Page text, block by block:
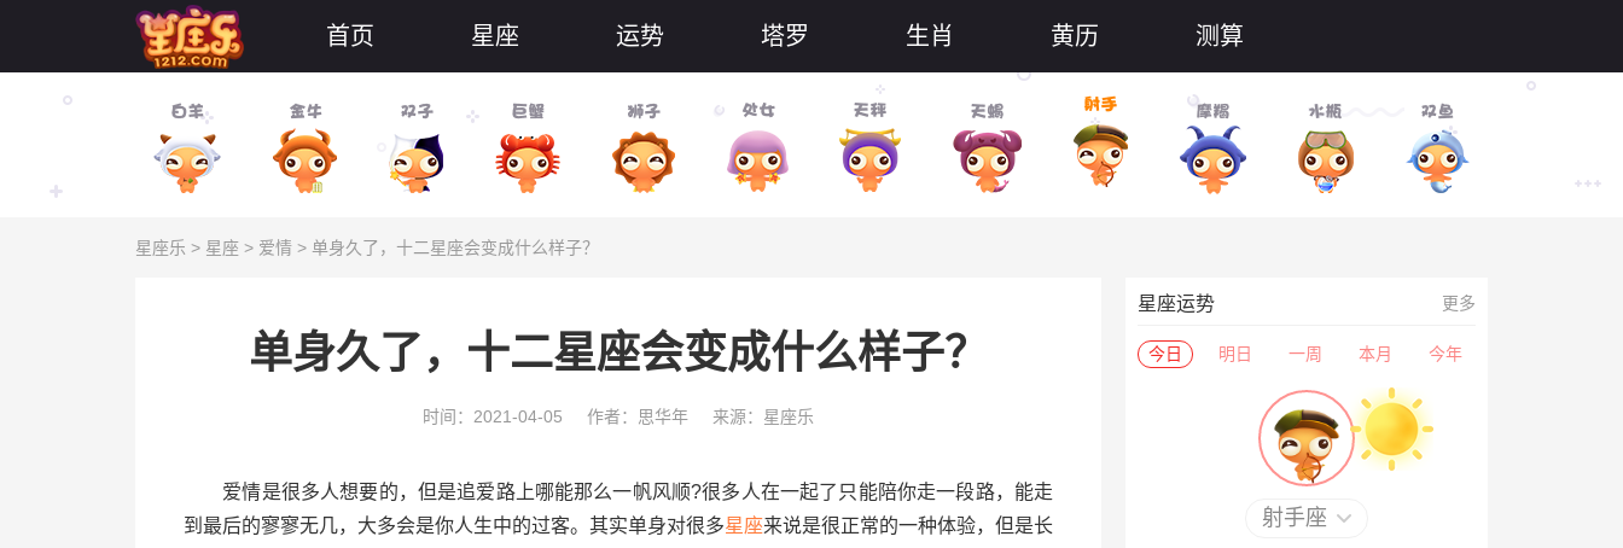
首页 星座 运势 塔罗 生肖 黄历 测算
星座乐 > 星座 > 爱情 > 单身久了，十二星座会变成什么样子？
单身久了，十二星座会变成什么样子？
时间：2021-04-05 作者：思华年 来源：星座乐
爱情是很多人想要的，但是追爱路上哪能那么一帆风顺?很多人在一起了只能陪你走一段路，能走
到最后的寥寥无几，大多会是你人生中的过客。其实单身对很多星座来说是很正常的一种体验，但是长
星座运势 更多
今日 明日 一周 本月 今年
射手座